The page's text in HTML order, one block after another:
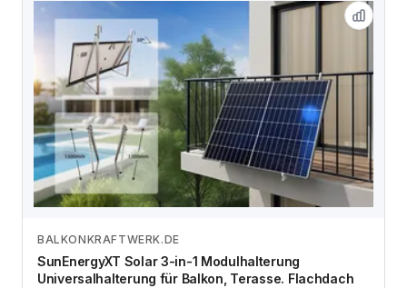
Zum Angebot
BALKONKRAFTWERK.DE
SunEnergyXT Solar 3-in-1 Modulhalterung
Universalhalterung für Balkon, Terasse. Flachdach